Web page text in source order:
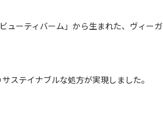
ューティバーム」から生まれた、ヴィーガ
ステイナブルな処方が実現しました。